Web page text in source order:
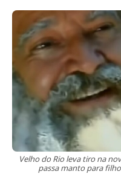
Velho do Rio leva tiro na
passa manto para